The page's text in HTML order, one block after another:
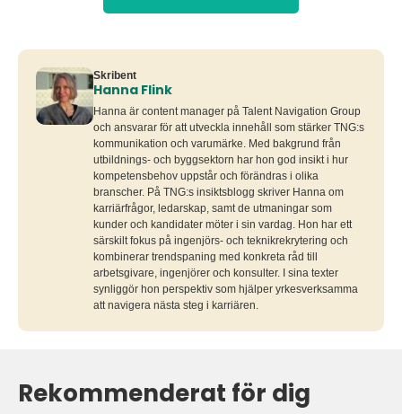
Skribent
Hanna Flink
Hanna är content manager på Talent Navigation Group
och ansvarar för att utveckla innehåll som stärker TNG:s
kommunikation och varumärke. Med bakgrund från
utbildnings- och byggsektorn har hon god insikt i hur
kompetensbehov uppstår och förändras i olika
branscher. På TNG:s insiktsblogg skriver Hanna om
karriärfrågor, ledarskap, samt de utmaningar som
kunder och kandidater möter i sin vardag. Hon har ett
särskilt fokus på ingenjörs- och teknikrekrytering och
kombinerar trendspaning med konkreta råd till
arbetsgivare, ingenjörer och konsulter. I sina texter
synliggör hon perspektiv som hjälper yrkesverksamma
att navigera nästa steg i karriären.
Rekommenderat för dig